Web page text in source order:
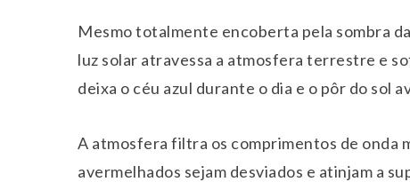
Mesmo totalmente encoberta pela sombra
luz solar atravessa a atmosfera terrestre e
deixa o céu azul durante o dia e o pôr do sol
A atmosfera filtra os comprimentos de onda
avermelhados sejam desviados e atinjam a